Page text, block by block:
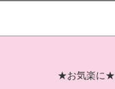
★お気楽に★